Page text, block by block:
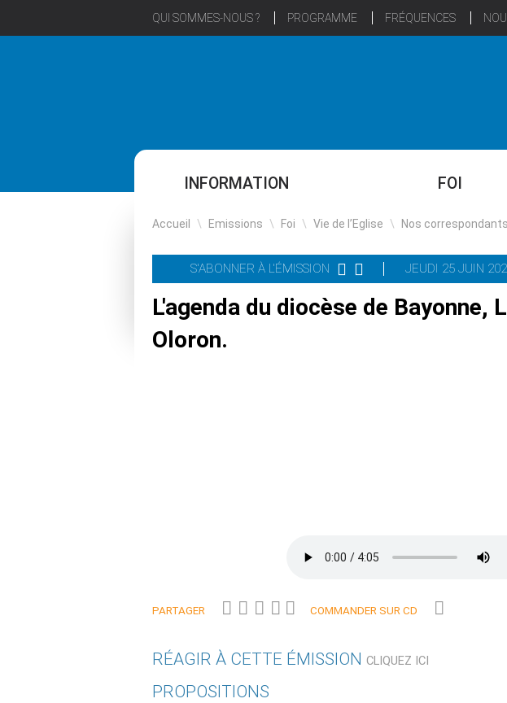
QUI SOMMES-NOUS ? PROGRAMME FRÉQUENCES
INFORMATION FOI
Accueil \ Emissions \ Foi \ Vie de l’Eglise \ Nos
S'ABONNER À L'ÉMISSION JEUDI 25 JUIN
L'agenda du diocèse de Bayonne,
Oloron.
PARTAGER COMMANDER SUR CD
RÉAGIR À CETTE ÉMISSION CLIQUEZ ICI
PROPOSITIONS